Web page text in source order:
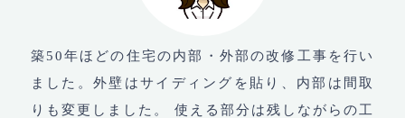
築50年ほどの住宅の内部・外部の改修工事を行い
ました。外壁はサイディングを貼り、内部は間取
りも変更しました。 使える部分は残しながらの工